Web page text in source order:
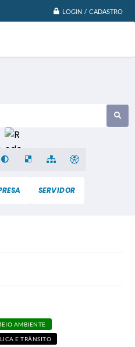
LOGIN / CADASTRO
SERVIDOR
AMBIENTE
E TRÂNSITO